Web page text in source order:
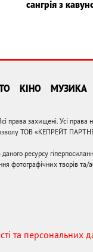
сангрія з
КІНО МУЗИКА
захищені. Усі права
ТОВ «КЕПРЕЙТ
ресурсу
фотографічних творів
та персональних